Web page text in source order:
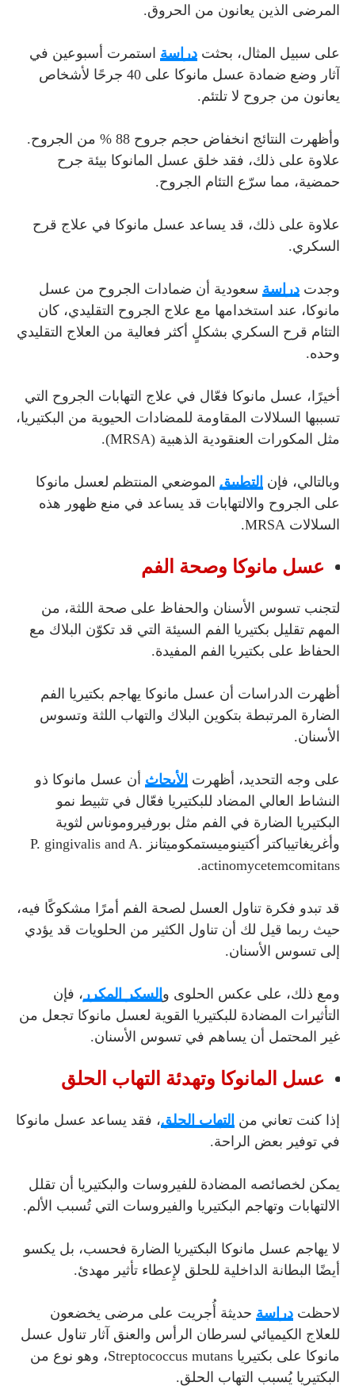
المرضى الذين يعانون من الحروق.
على سبيل المثال، بحثت دراسة استمرت أسبوعين في
آثار وضع ضمادة عسل مانوكا على 40 جرحًا لأشخاص
يعانون من جروح لا تلتئم.
وأظهرت النتائج انخفاض حجم جروح 88 % من الجروح.
علاوة على ذلك، فقد خلق عسل المانوكا بيئة جرح
حمضية، مما سرّع التئام الجروح.
علاوة على ذلك، قد يساعد عسل مانوكا في علاج قرح
السكري.
وجدت دراسة سعودية أن ضمادات الجروح من عسل
مانوكا، عند استخدامها مع علاج الجروح التقليدي، كان
التئام قرح السكري بشكلٍ أكثر فعالية من العلاج التقليدي
وحده.
أخيرًا، عسل مانوكا فعّال في علاج التهابات الجروح التي
تسببها السلالات المقاومة للمضادات الحيوية من البكتيريا،
مثل المكورات العنقودية الذهبية (MRSA).
وبالتالي، فإن التطبيق الموضعي المنتظم لعسل مانوكا
على الجروح والالتهابات قد يساعد في منع ظهور هذه
السلالات MRSA.
عسل مانوكا وصحة الفم
لتجنب تسوس الأسنان والحفاظ على صحة اللثة، من
المهم تقليل بكتيريا الفم السيئة التي قد تكوّن البلاك مع
الحفاظ على بكتيريا الفم المفيدة.
أظهرت الدراسات أن عسل مانوكا يهاجم بكتيريا الفم
الضارة المرتبطة بتكوين البلاك والتهاب اللثة وتسوس
الأسنان.
على وجه التحديد، أظهرت الأبحاث أن عسل مانوكا ذو
النشاط العالي المضاد للبكتيريا فعّال في تثبيط نمو
البكتيريا الضارة في الفم مثل بورفيروموناس لثوية
وأغريغاتيباكتر أكتينوميستمكوميتانز P. gingivalis and A.
actinomycetemcomitans.
قد تبدو فكرة تناول العسل لصحة الفم أمرًا مشكوكًا فيه،
حيث ربما قيل لك أن تناول الكثير من الحلويات قد يؤدي
إلى تسوس الأسنان.
ومع ذلك، على عكس الحلوى و السكر المكرر ، فإن
التأثيرات المضادة للبكتيريا القوية لعسل مانوكا تجعل من
غير المحتمل أن يساهم في تسوس الأسنان.
عسل المانوكا وتهدئة التهاب الحلق
إذا كنت تعاني من التهاب الحلق، فقد يساعد عسل مانوكا
في توفير بعض الراحة.
يمكن لخصائصه المضادة للفيروسات والبكتيريا أن تقلل
الالتهابات وتهاجم البكتيريا والفيروسات التي تُسبب الألم.
لا يهاجم عسل مانوكا البكتيريا الضارة فحسب، بل يكسو
أيضًا البطانة الداخلية للحلق لإِعطاء تأثير مهدئ.
لاحظت دراسة حديثة أُجريت على مرضى يخضعون
للعلاج الكيميائي لسرطان الرأس والعنق آثار تناول عسل
مانوكا على بكتيريا Streptococcus mutans، وهو نوع من
البكتيريا يُسبب التهاب الحلق.